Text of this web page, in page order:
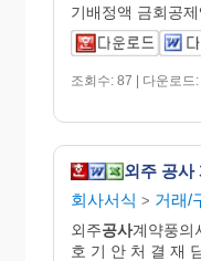
기배정액 금회공
조회수: 87 | 다운로드:
외주 공사
회사서식 > 거래/
외주공사계약풍의
호 기 안 처 결 재